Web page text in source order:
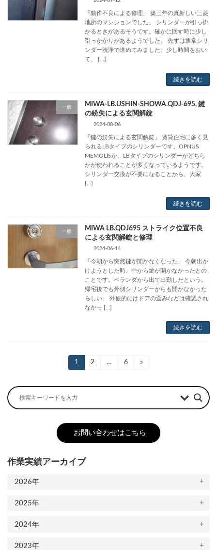
「動作不良による修理」 築三年の真新しい三菱
地所のマンションでした。 シリンダーが引っ掛
かるときがあるそうです。確かに回す時に少し
引っかかりがあるようでした。 先ずは通常シリ
ンダー洗浄で進めてみました。少し時間をおい
て、 […]
続きを読む
一般
MIWA-LB.USHIN-SHOWA.QDJ-695, 鍵
の紛失による玄関解錠
2024-08-06
「鍵の紛失による玄関解錠」 賃貸住宅に多く見
られるLBタイプのシリンダーです。OPNUS
MEMOLISか、LBタイプのシリンダーかどちら
かが使われることが多くなっているようです。
シリンダー交換が不要になることから、大家
[…]
続きを読む
一般
MIWA LB.QDJ695 ストライク位置不良
による玄関解錠と修理
2024-06-14
「今朝から突然鍵が開かなくなった」 今朝出か
けようとした時、中から鍵が開かなかったとの
ことです。ベランダから出て出勤したという。
帰宅後でも外側シリンダーからも開かなかった
らしい。 外観的にはドアの歪みなどは確認され
なかっ […]
続きを読む
の
ペ
送
り
固
定
ー
ジ
1
固
ー
2 …
固
ー
6 »
お問い合わせはこちら
作業実績アーカイブ
2026年
2025年
2024年
2023年